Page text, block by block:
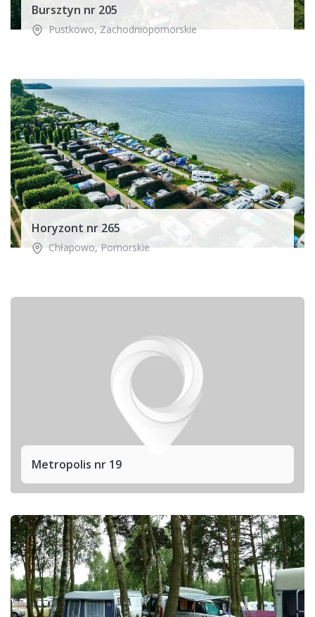
Bursztyn nr 205
Pustkowo,Zachodniopomorskie
Horyzont nr 265
Chłapowo,Pomorskie
Metropolis nr 19